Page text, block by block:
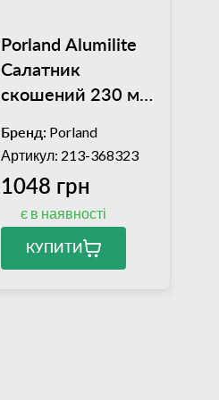
Porland Alumilite
Салатник
скошений 230 мм,
(04ALM000088)
Бренд: Porland
Артикул: 213-368323
1048 грн
є в наявності
КУПИТИ